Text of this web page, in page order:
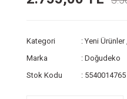
Kategori Yeni Ürünler ,
Marka
Doğudeko
Stok Kodu
5540014765